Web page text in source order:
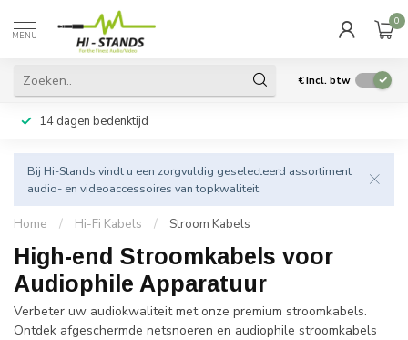
MENU
0
€Incl. btw
14 dagen bedenktijd
Bij Hi-Stands vindt u een zorgvuldig geselecteerd assortiment
audio- en videoaccessoires van topkwaliteit.
Home / Hi-Fi Kabels / Stroom Kabels
High-end Stroomkabels voor
Audiophile Apparatuur
Verbeter uw audiokwaliteit met onze premium stroomkabels.
Ontdek afgeschermde netsnoeren en audiophile stroomkabels